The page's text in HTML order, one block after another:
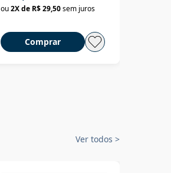
ou2X de R$ 29,50sem juros
Comprar
Ver todos >